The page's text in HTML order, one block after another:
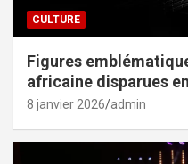
CULTURE
Figures
africaine disparues
8 janvier 2026 admin